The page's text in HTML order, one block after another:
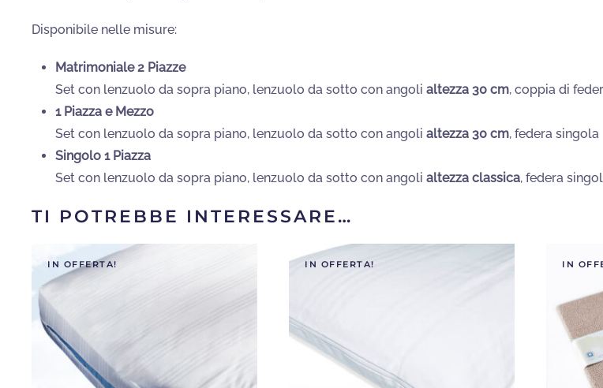
Disponibile nelle misure:
Matrimoniale 2 Piazze
Set con lenzuolo da sopra piano, lenzuolo da sotto con angoli altezza 30 cm, coppia di
1 Piazza e Mezzo
Set con lenzuolo da sopra piano, lenzuolo da sotto con angoli altezza 30 cm, federa singola
Singolo 1 Piazza
Set con lenzuolo da sopra piano, lenzuolo da sotto con angoli altezza classica, federa
TI POTREBBE INTERESSARE…
IN OFFERTA! IN OFFERTA! IN